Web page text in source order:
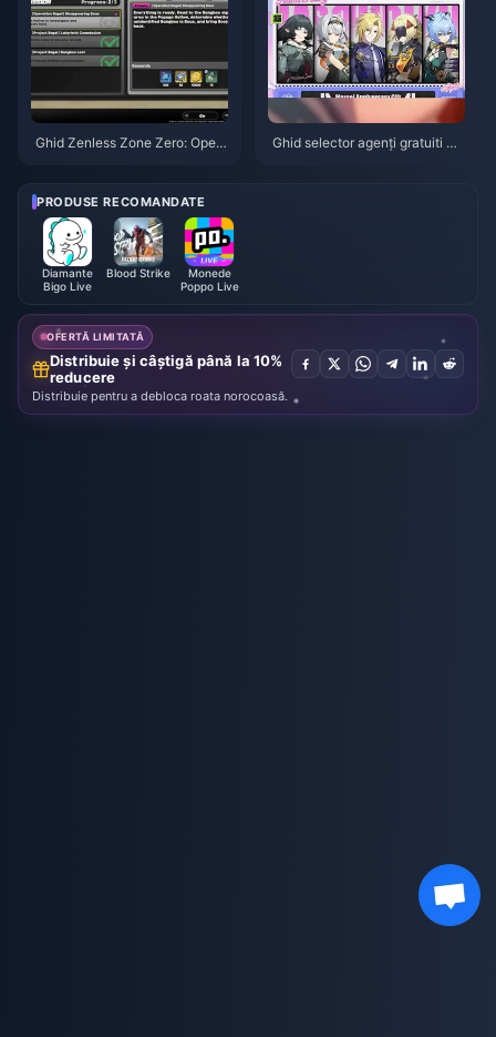
Ghid Zenless Zone Zero: Opera
Ghid selector agenți gratuiti ZZ
PRODUSE RECOMANDATE
Diamante
Bigo Live
Blood Strike
Monede
Poppo Live
OFERTĂ LIMITATĂ
Distribuie și câștigă până la 10%
reducere
Distribuie pentru a debloca roata norocoasă.